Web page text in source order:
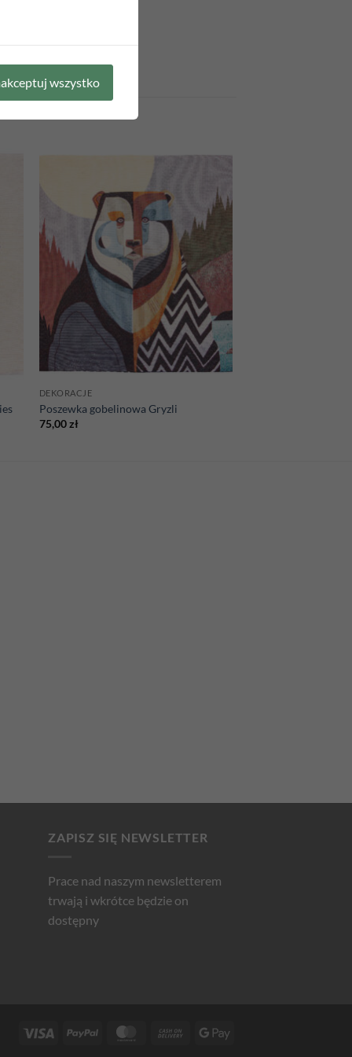
Add to
wishlist
DEKORACJE
Poszewka gobelinowa Gryzli
75,00zł
ZAPISZ SIĘ NEWSLETTER
Prace nad naszym newsletterem
trwają i wkrótce będzie on
dostępny
Visa PayPal MasterCardCash
Google
wszystko